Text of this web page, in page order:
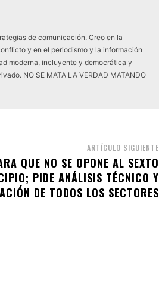
de comunicación. Creo en la
y en el periodismo y la información
moderna, incluyente y democrática y
NO SE MATA LA VERDAD MATANDO
ARTÍCULO SIGUIENTE
QUE NO SE OPONE AL SEXTO
PIDE ANÁLISIS TÉCNICO Y
DE TODOS LOS SECTORES